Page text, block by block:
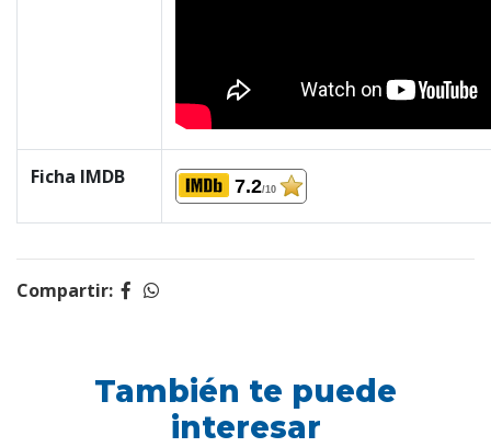
Ficha IMDB 7.2/10
Compartir:
También te puede
interesar